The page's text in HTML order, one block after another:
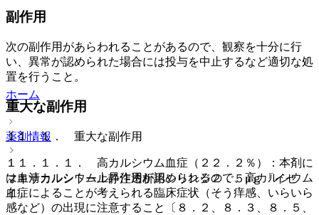
副作用
次の副作用があらわれることがあるので、観察を十分に行
い、異常が認められた場合には投与を中止するなど適切な処
置を行うこと。
重大な副作用
１１．１． 重大な副作用
１１．１．１． 高カルシウム血症（２２．２％）：本剤に
は血清カルシウム上昇作用が認められるので、高カルシウム
血症によることが考えられる臨床症状（そう痒感、いらいら
感など）の出現に注意すること〔８．２、８．３、８．５、
ホーム
薬剤情報
マキサカルシトール静注透析用シリンジ２．５μｇ「イセ
イ」